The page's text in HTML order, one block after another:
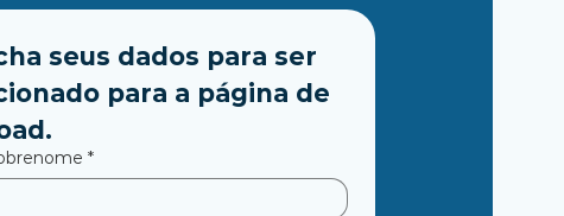
seus dados para ser
para a página de
*